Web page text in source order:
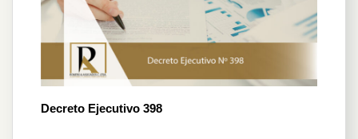
Decreto Ejecutivo 398